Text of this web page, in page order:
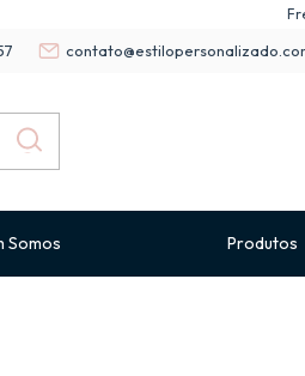
Somos Produtos